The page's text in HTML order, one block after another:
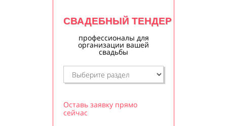
СВАДЕБНЫЙ ТЕНДЕР
профессионалы для
организации вашей
свадьбы
Оставь заявку прямо
сейчас